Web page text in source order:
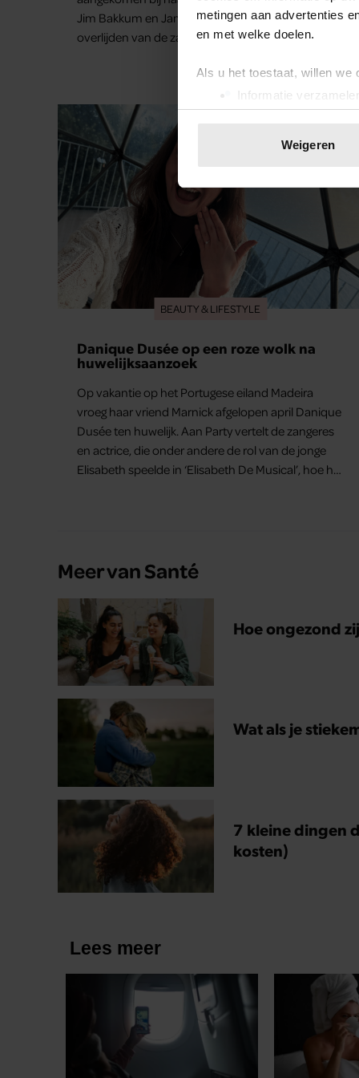
metingen aan advertenties
en met welke doelen.
Als u het toestaat, willen we
Informatie
Uw apparaat
toestemming op elk
We gebruiken cookies om
websiteverkeer te
media, adverteren en
verstrekt of die ze hebben
onze website blijft gebruiken.
Weigeren
Jim Bakkum en Jamai Loman staan stil bij het
overlijden van de zangeres.
BEAUTY & LIFESTYLE
Danique Dusée op een roze wolk na
huwelijksaanzoek
Op vakantie op het Portugese eiland Madeira
vroeg haar vriend Marnick afgelopen april Danique
Dusée ten huwelijk. Aan Party vertelt de zangeres
en actrice, die onder andere de rol van de jonge
Elisabeth speelde in ‘Elisabeth De Musical’, hoe het
Meer van Santé
Hoe ongezond
Wat als je
7 kleine dingen
kosten)